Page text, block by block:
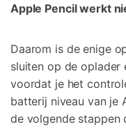
Apple Pencil werkt
Daarom is de enige
sluiten op de oplader
voordat je het
batterij niveau van je
de volgende stappen